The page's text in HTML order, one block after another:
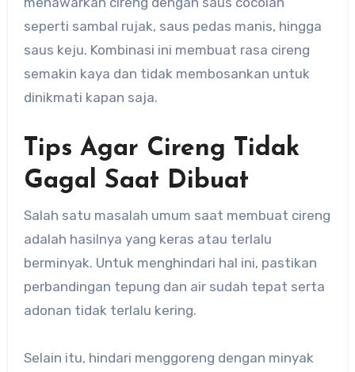
seperti sambal rujak, saus pedas manis, hingga
saus keju. Kombinasi ini membuat rasa cireng
semakin kaya dan tidak membosankan untuk
dinikmati kapan saja.
Tips Agar Cireng Tidak
Gagal Saat Dibuat
Salah satu masalah umum saat membuat cireng
adalah hasilnya yang keras atau terlalu
berminyak. Untuk menghindari hal ini, pastikan
perbandingan tepung dan air sudah tepat serta
adonan tidak terlalu kering.
Selain itu, hindari menggoreng dengan minyak